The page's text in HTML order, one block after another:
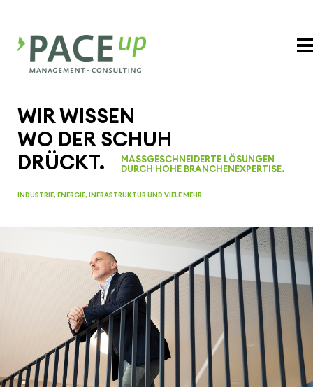
WIR WISSEN
WO DER SCHUH
DRÜCKT.
MASSGE­SCHNEI­DERTE LÖSUNGEN
DURCH HOHE BRAN­CHEN­EX­PER­TISE.
INDUSTRIE, ENERGIE, INFRA­STRUKTUR UND VIELE MEHR.